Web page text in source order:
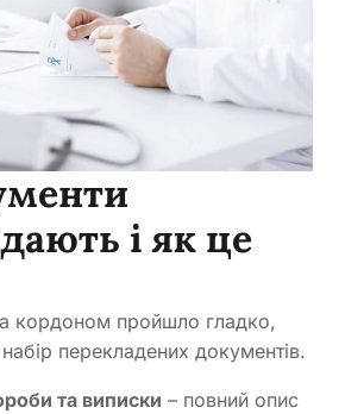
і як це
кордоном пройшло гладко,
перекладених документів.
та виписки – повний опис